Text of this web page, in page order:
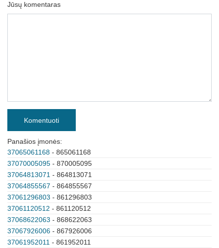
Jūsų komentaras
Komentuoti
Panašios įmonės:
37065061168 - 865061168
37070005095 - 870005095
37064813071 - 864813071
37064855567 - 864855567
37061296803 - 861296803
37061120512 - 861120512
37068622063 - 868622063
37067926006 - 867926006
37061952011 - 861952011